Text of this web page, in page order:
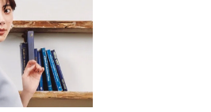
結婚式に黒ドレスはアリ？お呼